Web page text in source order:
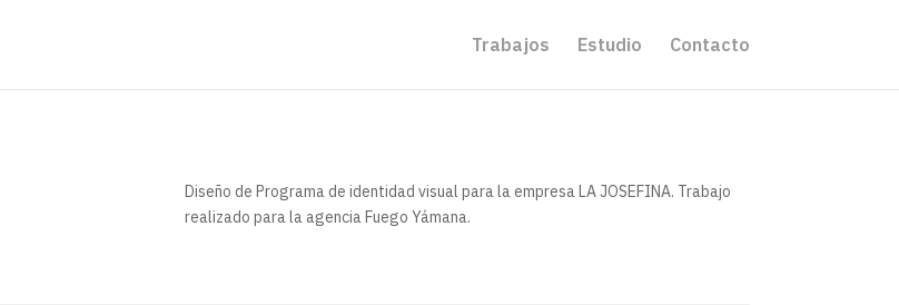
Trabajos Estudio Contacto
Diseño de Programa de identidad visual para la empresa LA JOSEFINA. Trabajo
realizado para la agencia Fuego Yámana.